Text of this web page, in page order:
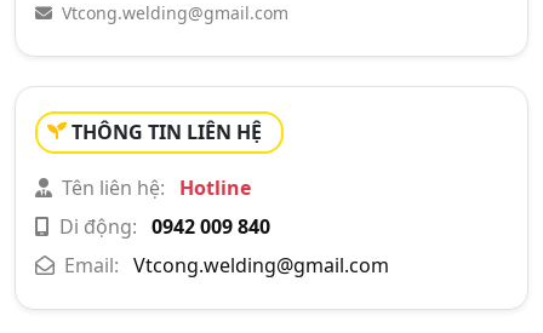
Vtcong.welding@gmail.com
THÔNG TIN LIÊN HỆ
Tên liên hệ:
Hotline
Di động: 0942 009 840
Email: Vtcong.welding@gmail.com